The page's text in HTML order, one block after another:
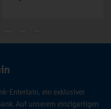
Entertain, ein exklusiver
Auf unserem einzigartigen